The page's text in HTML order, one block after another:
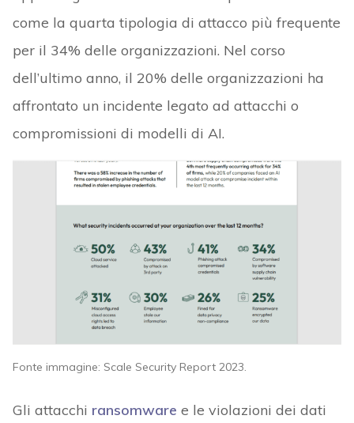
come la quarta tipologia di attacco più frequente
per il 34% delle organizzazioni. Nel corso
dell’ultimo anno, il 20% delle organizzazioni ha
affrontato un incidente legato ad attacchi o
compromissioni di modelli di AI.
Fonte immagine: Scale Security Report 2023.
Gli attacchi ransomware e le violazioni dei dati